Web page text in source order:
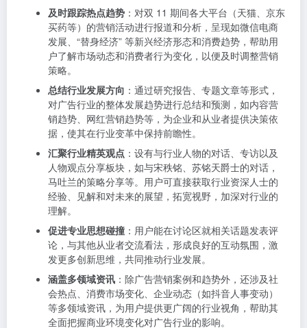
及时跟踪热点趋势 ：对双 11 期间各大平台（天猫、京东
买药等）的营销活动进行报道和分析，呈现如微信电商
发展、“替身经济” 等新兴经济形态和消费趋势，帮助用
户了解市场动态和消费者行为变化，以便及时调整营销
策略。
总结行业发展方向 ：通过研究报告、专题文章等形式，
对广告行业的整体发展趋势进行总结和预测，如内容营
销趋势、网红营销趋势等，为企业和从业者提供决策依
据，使其在行业变革中保持前瞻性。
汇聚行业精英观点 ：设有与行业人物的对话、专访以及
人物观点分享板块，如与宋秩铭、苏铭天爵士的对话，
马吐兰的策略分享等。用户可直接获取行业资深人士的
经验、见解和对未来的展望，拓宽视野，加深对行业的
理解。
促进专业思想碰撞 ：用户能在讨论区就相关话题发表评
论，与其他从业者交流看法，形成良好的互动氛围，激
发更多创新思维，共同推动行业发展。
涵盖多领域资讯 ：除广告营销案例和趋势外，还涉及社
会热点、消费市场变化、企业动态（如抖音人事变动）
等多领域资讯，为用户提供更广阔的行业视角，帮助其
全面把握商业环境变化对广告行业的影响。